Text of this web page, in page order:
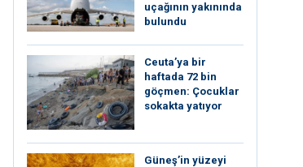
uçağının yakınında
bulundu
Ceuta’ya bir
haftada 72 bin
göçmen: Çocuklar
sokakta yatıyor
Güneş’in yüzeyi